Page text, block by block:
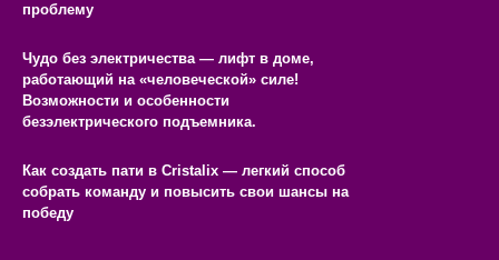
проблему
Чудо без электричества — лифт в доме,
работающий на «человеческой» силе!
Возможности и особенности
безэлектрического подъемника.
Как создать пати в Cristalix — легкий способ
собрать команду и повысить свои шансы на
победу